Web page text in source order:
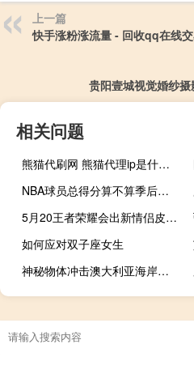
上一篇
快手涨粉涨流量 - 回收qq在线
贵阳壹城视觉婚纱
相关问题
熊猫代刷网 熊猫代理ip是什么(熊猫代理怎么用)
NBA球员总得分算不算季后赛的得分 nba得分榜算不算季后赛
5月20王者荣耀会出新情侣皮肤么 情侣皮肤大全2013最新版的
如何应对双子座女生
神秘物体冲击澳大利亚海岸，或许是来自太空的垃圾